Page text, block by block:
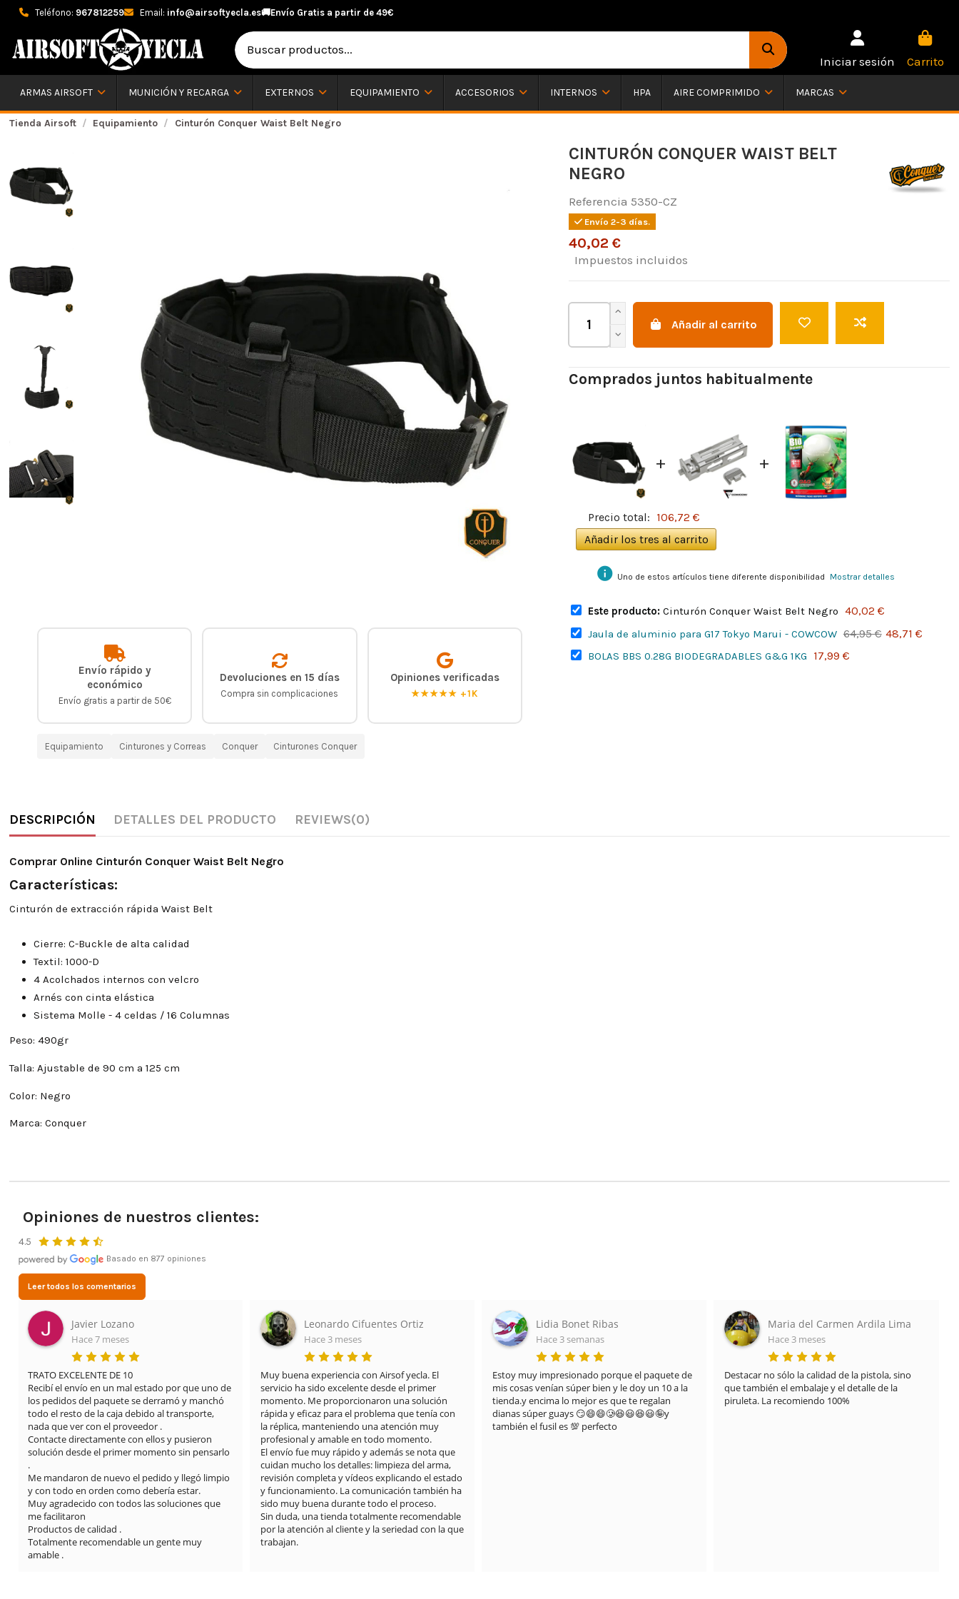
Teléfono: 967812259 Email: info@airsoftyecla.es🚚Envío Gratis a partir de 49€
Iniciar sesión Carrito
ARMAS AIRSOFT MUNICIÓN Y RECARGA EXTERNOS EQUIPAMIENTO ACCESORIOS INTERNOS HPA AIRE COMPRIMIDO MARCAS
Tienda Airsoft Equipamiento Cinturón Conquer Waist Belt Negro
Envío rápido y
económico
Envío gratis a partir de 50€
Devoluciones en 15 días
Compra sin complicaciones
Opiniones verificadas
★★★★★ +1K
Equipamiento Cinturones y Correas Conquer Cinturones Conquer
CINTURÓN CONQUER WAIST BELT
NEGRO
Referencia 5350-CZ
Envío 2-3 días.
40,02 €
Impuestos incluidos
Añadir al carrito
Comprados juntos habitualmente
+ +
Precio total: 106,72 €
Añadir los tres al carrito
info Uno de estos artículos tiene diferente disponibilidad Mostrar detalles
Este producto:Cinturón Conquer Waist Belt Negro 40,02 €
Jaula de aluminio para G17 Tokyo Marui - COWCOW 64,95 € 48,71 €
BOLAS BBS 0.28G BIODEGRADABLES G&G 1KG 17,99 €
DESCRIPCIÓN DETALLES DEL PRODUCTO REVIEWS(0)
Comprar Online Cinturón Conquer Waist Belt Negro
Características:
Cinturón de extracción rápida Waist Belt
Cierre: C-Buckle de alta calidad
Textil: 1000-D
4 Acolchados internos con velcro
Arnés con cinta elástica
Sistema Molle - 4 celdas / 16 Columnas
Peso: 490gr
Talla: Ajustable de 90 cm a 125 cm
Color: Negro
Marca: Conquer
Opiniones de nuestros clientes:
4.5
Basado en 877 opiniones
Leer todos los comentarios
Javier Lozano
Hace 7 meses
TRATO EXCELENTE DE 10
Recibí el envío en un mal estado por que uno de
los pedidos del paquete se derramó y manchó
todo el resto de la caja debido al transporte,
nada que ver con el proveedor .
Contacte directamente con ellos y pusieron
solución desde el primer momento sin pensarlo
.
Me mandaron de nuevo el pedido y llegó limpio
y con todo en orden como debería estar.
Muy agradecido con todos las soluciones que
me facilitaron
Productos de calidad .
Totalmente recomendable un gente muy
amable .
Leonardo Cifuentes Ortiz
Hace 3 meses
Muy buena experiencia con Airsof yecla. El
servicio ha sido excelente desde el primer
momento. Me proporcionaron una solución
rápida y eficaz para el problema que tenía con
la réplica, manteniendo una atención muy
profesional y amable en todo momento.
El envío fue muy rápido y además se nota que
cuidan mucho los detalles: limpieza del arma,
revisión completa y vídeos explicando el estado
y funcionamiento. La comunicación también ha
sido muy buena durante todo el proceso.
Sin duda, una tienda totalmente recomendable
por la atención al cliente y la seriedad con la que
trabajan.
Lidia Bonet Ribas
Hace 3 semanas
Estoy muy impresionado porque el paquete de
mis cosas venían súper bien y le doy un 10 a la
tienda.y encima lo mejor es que te regalan
dianas súper guays 😏😄😄🥲😆😃😆😃🤪y
también el fusil es 💯 perfecto
Maria del Carmen Ardila Lima
Hace 3 meses
Destacar no sólo la calidad de la pistola, sino
que también el embalaje y el detalle de la
piruleta. La recomiendo 100%